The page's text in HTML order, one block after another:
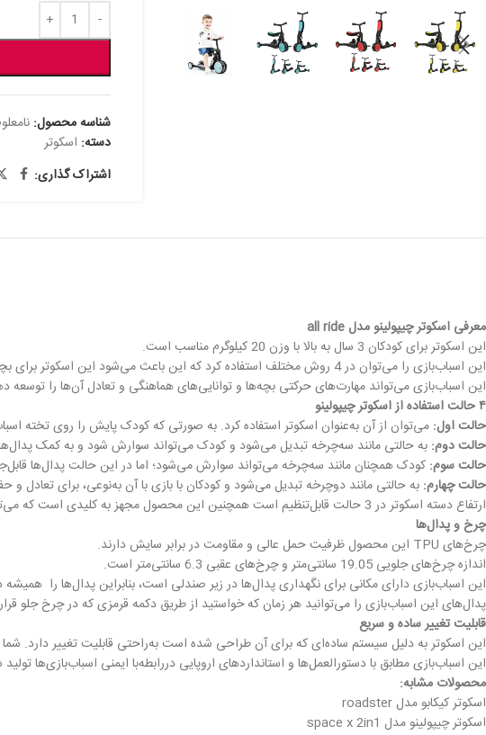
شناسه محصول:
دسته: اسکوتر
اشتراک گذاری:
معرفی اسکوتر چیپولینو مدل
این اسکوتر برای کودکان 3 سال به بالا با وزن 20 کیلوگرم مناسب است.
این اسباب‌بازی را می‌توان در 4 روش مختلف استفاده کرد که این باعث می‌شود این اسکوتر برای بچه‌ها جالب‌تر بوده و استفاده طولانی‌تری از آن داشته باشند.
این اسباب‌بازی می‌تواند مهارت‌های حرکتی بچه‌ها و توانایی‌های هماهنگی و تعادل آن‌ها را توسعه
۴ حالت استفاده از اسکوتر چیپولینو
حالت اول: می‌توان از آن به‌عنوان اسکوتر استفاده کرد. به صورتی که کودک پایش را روی تخته
حالت دوم: به حالتی مانند سه‌چرخه تبدیل می‌شود و کودک می‌تواند سوارش شود و به کمک
حالت سوم: کودک همچنان مانند سه‌چرخه می‌تواند سوارش می‌شود؛ اما در این حالت پدال‌ها
حالت چهارم: به حالتی مانند دوچرخه تبدیل می‌شود و کودکان با بازی با آن به‌نوعی، برای تعادل
ارتفاع دسته اسکوتر در 3 حالت قابل‌تنظیم است همچنین این محصول مجهز به کلیدی است که می‌تواند دسته اسکوتر را آزاد کند یا آن را فقط در حرکت مستقیم قفل کند.
چرخ‌ و پدال‌ها
چرخ‌های TPU این محصول ظرفیت حمل عالی و مقاومت در برابر سایش دارند.
اندازه چرخ‌های جلویی 19.05 سانتی‌متر و چرخ‌های عقبی 6.3 سانتی‌متر است.
این اسباب‌بازی دارای مکانی برای نگهداری پدال‌ها در زیر صندلی است، بنابراین پدال‌ها را
پدال‌های این اسباب‌بازی را می‌توانید هر زمان که خواستید از طریق دکمه قرمزی که در چرخ جلو
قابلیت تغییر ساده و سریع
این اسکوتر به دلیل سیستم ساده‌ای که برای آن طراحی شده است به‌راحتی قابلیت تغییر دارد.
این اسباب‌بازی مطابق با دستورالعمل‌ها و استانداردهای اروپایی دررابطه‌با ایمنی اسباب‌بازی‌ها
محصولات مشابه:
اسکوتر کیکابو مدل roadster
اسکوتر چیپولینو مدل space x 2in1